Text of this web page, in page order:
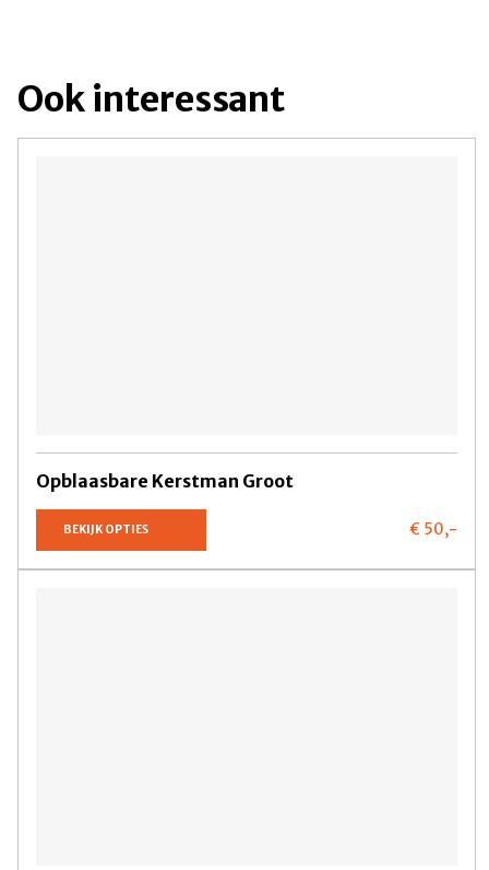
Ook interessant
Opblaasbare Kerstman Groot
BEKIJK OPTIES € 50,-